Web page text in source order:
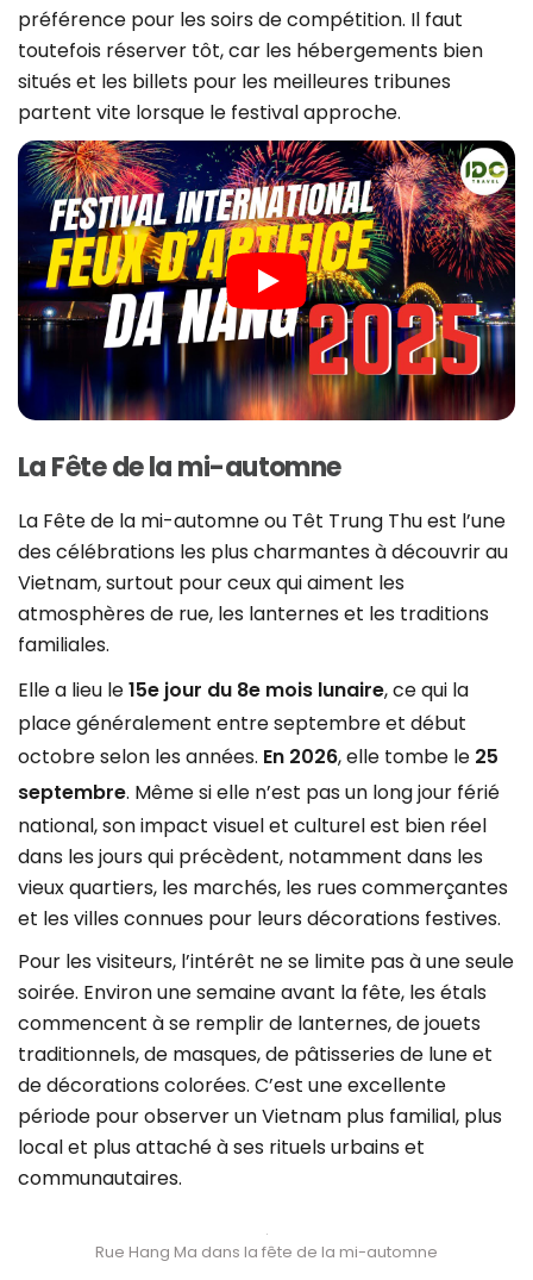
préférence pour les soirs de compétition. Il faut
toutefois réserver tôt, car les hébergements bien
situés et les billets pour les meilleures tribunes
partent vite lorsque le festival approche.
La Fête de la mi-automne
La Fête de la mi-automne ou Têt Trung Thu est l’une
des célébrations les plus charmantes à découvrir au
Vietnam, surtout pour ceux qui aiment les
atmosphères de rue, les lanternes et les traditions
familiales.
Elle a lieu le15e jour du 8e mois lunaire, ce qui la
place généralement entre septembre et début
octobre selon les années. En 2026, elle tombe le 25
septembre. Même si elle n’est pas un long jour férié
national, son impact visuel et culturel est bien réel
dans les jours qui précèdent, notamment dans les
vieux quartiers, les marchés, les rues commerçantes
et les villes connues pour leurs décorations festives.
Pour les visiteurs, l’intérêt ne se limite pas à une seule
soirée. Environ une semaine avant la fête, les étals
commencent à se remplir de lanternes, de jouets
traditionnels, de masques, de pâtisseries de lune et
de décorations colorées. C’est une excellente
période pour observer un Vietnam plus familial, plus
local et plus attaché à ses rituels urbains et
communautaires.
Rue Hang Ma dans la fête de la mi-automne